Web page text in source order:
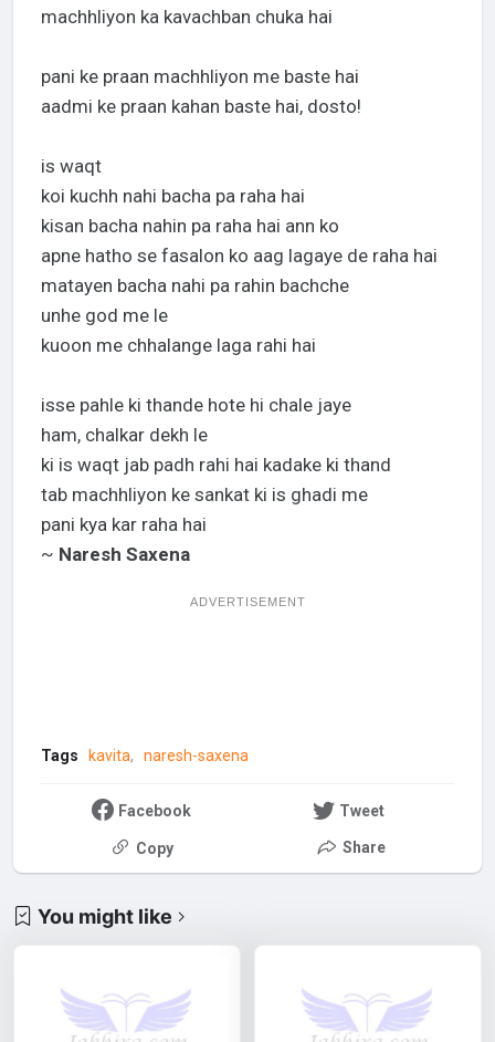
machhliyon ka kavachban chuka hai
pani ke praan machhliyon me baste hai
aadmi ke praan kahan baste hai, dosto!
is waqt
koi kuchh nahi bacha pa raha hai
kisan bacha nahin pa raha hai ann ko
apne hatho se fasalon ko aag lagaye de raha hai
matayen bacha nahi pa rahin bachche
unhe god me le
kuoon me chhalange laga rahi hai
isse pahle ki thande hote hi chale jaye
ham, chalkar dekh le
ki is waqt jab padh rahi hai kadake ki thand
tab machhliyon ke sankat ki is ghadi me
pani kya kar raha hai
~ Naresh Saxena
ADVERTISEMENT
Tags kavita naresh-saxena
Facebook Tweet
Copy Share
You might like